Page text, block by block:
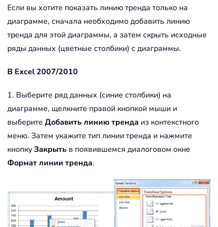
Если вы хотите показать линию тренда только на
диаграмме, сначала необходимо добавить линию
тренда для этой диаграммы, а затем скрыть исходные
ряды данных (цветные столбики) с диаграммы.
В Excel 2007/2010
1. Выберите ряд данных (синие столбики) на
диаграмме, щелкните правой кнопкой мыши и
выберите Добавить линию тренда из контекстного
меню. Затем укажите тип линии тренда и нажмите
кнопкуЗакрыть в появившемся диалоговом окне
Формат линии тренда.